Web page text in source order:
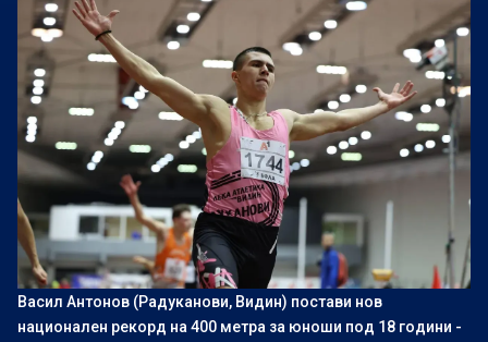
Васил Антонов (Радуканови, Видин) постави нов
национален рекорд на 400 метра за юноши под 18 години -